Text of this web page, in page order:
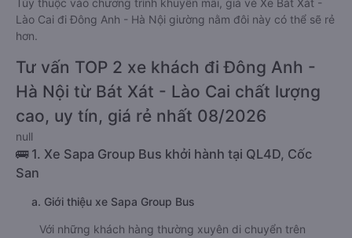
Tùy thuộc vào chương trình khuyến mãi, giá vé Xe Bát Xát -
Lào Cai đi Đông Anh - Hà Nội giường nằm đôi này có thể sẽ rẻ
hơn.
Tư vấn TOP 2 xe khách đi Đông Anh -
Hà Nội từ Bát Xát - Lào Cai chất lượng
cao, uy tín, giá rẻ nhất 08/2026
null
🚌 1. Xe Sapa Group Bus khởi hành tại QL4D, Cốc
San
a. Giới thiệu xe Sapa Group Bus
Với những khách hàng thường xuyên di chuyển trên